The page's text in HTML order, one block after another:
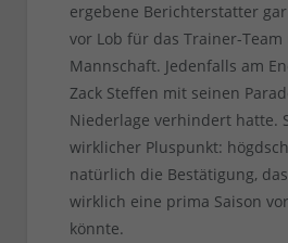
ergebene Berichterstatter
vor Lob für das Trainer-
Mannschaft. Jedenfalls am
Zack Steffen mit seinen
Niederlage verhindert hatte.
wirklicher Pluspunkt:
natürlich die Bestätigung,
wirklich eine prima Saison
könnte.